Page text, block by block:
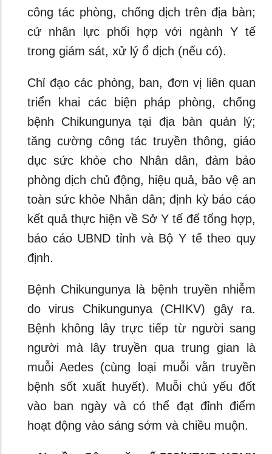
công tác phòng, chống dịch trên địa bàn;
cử nhân lực phối hợp với ngành Y tế
trong giám sát, xử lý ổ dịch (nếu có).
Chỉ đạo các phòng, ban, đơn vị liên quan
triển khai các biện pháp phòng, chống
bệnh Chikungunya tại địa bàn quản lý;
tăng cường công tác truyền thông, giáo
dục sức khỏe cho Nhân dân, đảm bảo
phòng dịch chủ động, hiệu quả, bảo vệ an
toàn sức khỏe Nhân dân; định kỳ báo cáo
kết quả thực hiện về Sở Y tế để tổng hợp,
báo cáo UBND tỉnh và Bộ Y tế theo quy
định.
Bệnh Chikungunya là bệnh truyền nhiễm
do virus Chikungunya (CHIKV) gây ra.
Bệnh không lây trực tiếp từ người sang
người mà lây truyền qua trung gian là
muỗi Aedes (cùng loại muỗi vằn truyền
bệnh sốt xuất huyết). Muỗi chủ yếu đốt
vào ban ngày và có thể đạt đỉnh điểm
hoạt động vào sáng sớm và chiều muộn.